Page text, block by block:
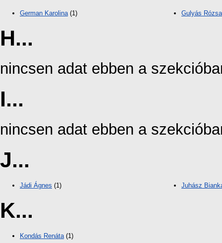
German Karolina (1) Gulyás Rózsa
H...
nincsen adat ebben a
I...
nincsen adat ebben a
J...
Jádi Ágnes (1) Juhász
K...
Kondás Renáta(1)